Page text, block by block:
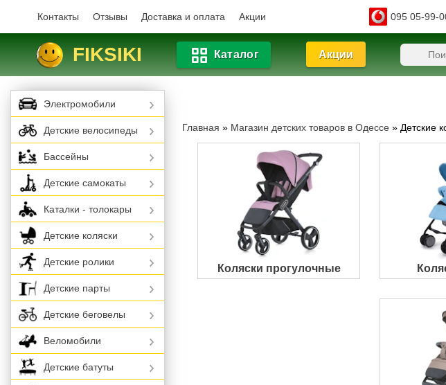
Контакты Отзывы Доставка и оплата Акции 095 05-99-
FIKSIKI Каталог Акции
Главная » Магазин детских товаров в Одессе » Детские
Коляски прогулочные
Электромобили
Детские велосипеды
Бассейны
Детские самокаты
Каталки - толокары
Детские коляски
Детские ролики
Детские парты
Детские беговелы
Веломобили
Детские батуты